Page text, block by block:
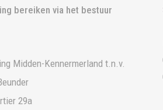
bereiken via het bestuur
Midden-Kennermerland t.n.v.
29a